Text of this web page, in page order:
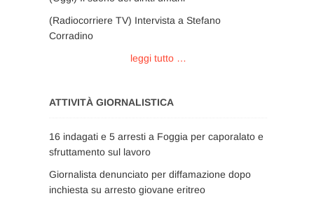
(Radiocorriere TV) Intervista a Stefano
Corradino
leggi tutto …
ATTIVITÀ GIORNALISTICA
16 indagati e 5 arresti a Foggia per caporalato e
sfruttamento sul lavoro
Giornalista denunciato per diffamazione dopo
inchiesta su arresto giovane eritreo